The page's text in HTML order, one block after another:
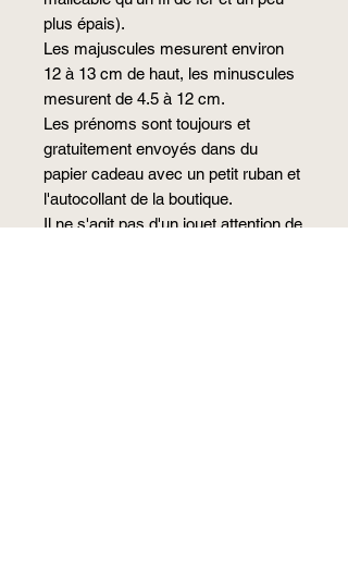
plus épais).
Les majuscules mesurent environ
12 à 13 cm de haut, les minuscules
mesurent de 4.5 à 12 cm.
Les prénoms sont toujours et
gratuitement envoyés dans du
papier cadeau avec un petit ruban et
l'autocollant de la boutique.
Il ne s'agit pas d'un jouet attention de